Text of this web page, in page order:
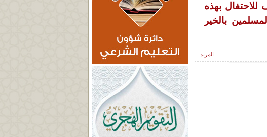
للاحتفال بهذه
بالخير
المزيد